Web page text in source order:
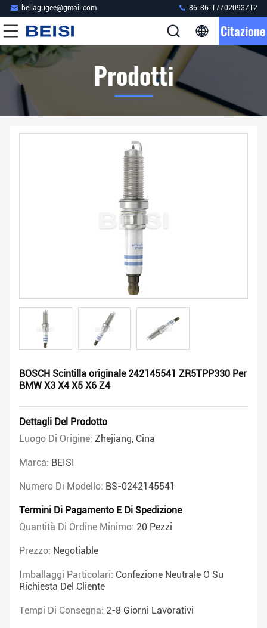
bellagugee@gmail.com 86-86-17702093712
Citazione
Prodotti
BOSCH Scintilla originale 242145541 ZR5TPP330 Per
BMW X3 X4 X5 X6 Z4
Dettagli Del Prodotto
Luogo Di Origine: Zhejiang, Cina
Marca: BEISI
Numero Di Modello: BS-0242145541
Termini Di Pagamento E Di Spedizione
Quantità Di Ordine Minimo: 20 Pezzi
Prezzo: Negotiable
Imballaggi Particolari: Confezione Neutrale O Su
Richiesta Del Cliente
Tempi Di Consegna: 2-8 Giorni Lavorativi